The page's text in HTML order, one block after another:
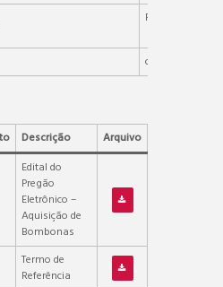
Portal de
Descrição Arquivo
Edital do
Pregão
Eletrônico –
Aquisição de
Bombonas
Termo de
Referência